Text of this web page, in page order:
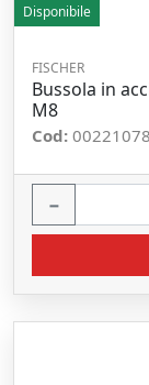
Disponibile
FISCHER
Bussola in
M8
Cod: 00221078
−